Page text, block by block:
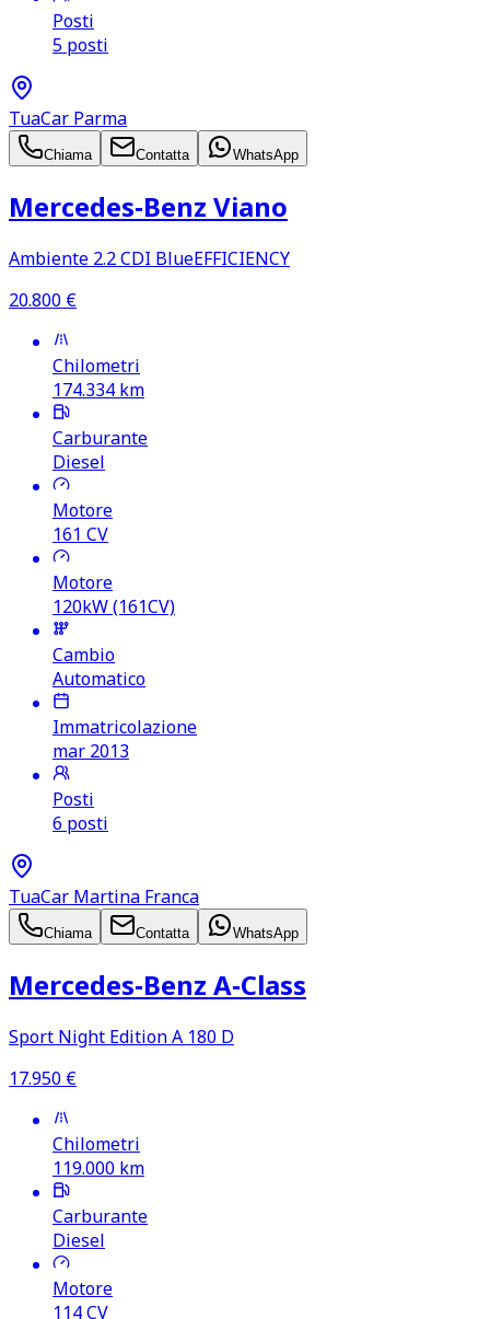
Posti
5 posti
TuaCar Parma
Chiama Contatta WhatsApp
Mercedes‑Benz Viano
Ambiente 2.2 CDI BlueEFFICIENCY
20.800 €
Chilometri
174.334 km
Carburante
Diesel
Motore
161 CV
Motore
120kW (161CV)
Cambio
Automatico
Immatricolazione
mar 2013
Posti
6 posti
TuaCar Martina Franca
Chiama Contatta WhatsApp
Mercedes‑Benz A‑Class
Sport Night Edition A 180 D
17.950 €
Chilometri
119.000 km
Carburante
Diesel
Motore
114CV